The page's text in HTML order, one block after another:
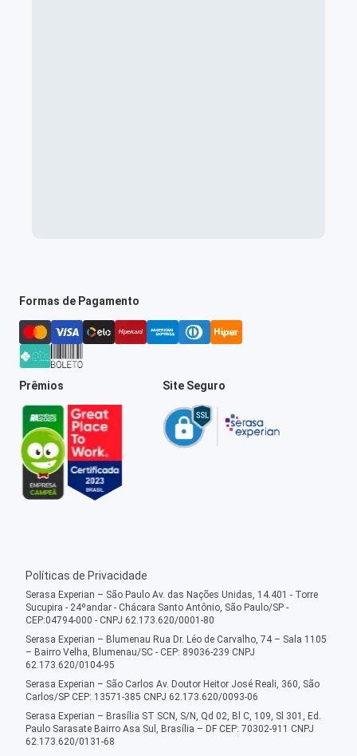
Formas de Pagamento
Prêmios Site Seguro
Políticas de Privacidade
Serasa Experian – São Paulo Av. das Nações Unidas, 14.401 - Torre
Sucupira - 24ºandar - Chácara Santo Antônio, São Paulo/SP -
CEP:04794-000 - CNPJ 62.173.620/0001-80
Serasa Experian – Blumenau Rua Dr. Léo de Carvalho, 74 – Sala 1105
– Bairro Velha, Blumenau/SC - CEP: 89036-239 CNPJ
62.173.620/0104-95
Serasa Experian – São Carlos Av. Doutor Heitor José Reali, 360, São
Carlos/SP CEP: 13571-385 CNPJ 62.173.620/0093-06
Serasa Experian – Brasília ST SCN, S/N, Qd 02, Bl C, 109, Sl 301, Ed.
Paulo Sarasate Bairro Asa Sul, Brasília – DF CEP: 70302-911 CNPJ
62.173.620/0131-68